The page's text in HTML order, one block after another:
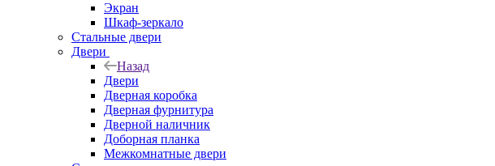
Экран
Шкаф-зеркало
Стальные двери
Двери
Назад
Двери
Дверная коробка
Дверная фурнитура
Дверной наличник
Доборная планка
Межкомнатные двери